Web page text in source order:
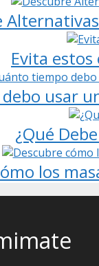
Evita
usar
¿Qué
los